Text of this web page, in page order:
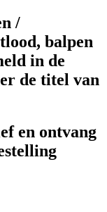
/
balpen
in de
de titel van
en ontvang